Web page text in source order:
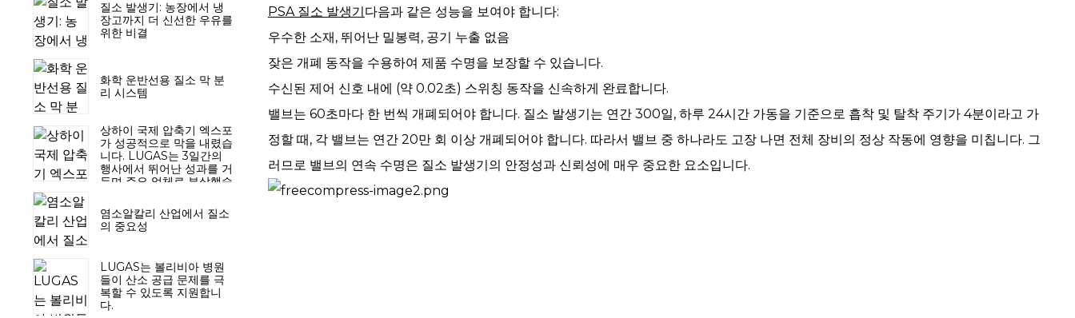
질소 발생기: 농장에서 냉
장고까지 더 신선한 우유를
위한 비결
화학 운반선용 질소 막 분
리 시스템
상하이 국제 압축기 엑스포
가 성공적으로 막을 내렸습
니다. LUGAS는 3일간의
행사에서 뛰어난 성과를 거
두며 주요 업체로 부상했습
염소알칼리 산업에서 질소
의 중요성
LUGAS는 볼리비아 병원
들이 산소 공급 문제를 극
복할 수 있도록 지원합니
다.
PSA 질소 발생기다음과 같은 성능을 보여야 합니다:
우수한 소재, 뛰어난 밀봉력, 공기 누출 없음
잦은 개폐 동작을 수용하여 제품 수명을 보장할 수 있습니다.
수신된 제어 신호 내에 (약 0.02초) 스위칭 동작을 신속하게 완료합니다.
밸브는 60초마다 한 번씩 개폐되어야 합니다. 질소 발생기는 연간 300일, 하루 24시간 가동을 기준으로 흡착 및 탈착 주기가 4분이라고 가
정할 때, 각 밸브는 연간 20만 회 이상 개폐되어야 합니다. 따라서 밸브 중 하나라도 고장 나면 전체 장비의 정상 작동에 영향을 미칩니다. 그
러므로 밸브의 연속 수명은 질소 발생기의 안정성과 신뢰성에 매우 중요한 요소입니다.